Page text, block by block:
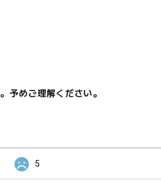
予めご理解ください。
5